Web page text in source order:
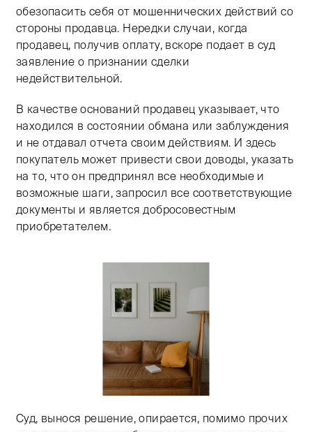
обезопасить себя от мошеннических действий со
стороны продавца. Нередки случаи, когда
продавец, получив оплату, вскоре подает в суд
заявление о признании сделки
недействительной.
В качестве оснований продавец указывает, что
находился в состоянии обмана или заблуждения
и не отдавал отчета своим действиям. И здесь
покупатель может привести свои доводы, указать
на то, что он предпринял все необходимые и
возможные шаги, запросил все соответствующие
документы и является добросовестным
приобретателем.
Суд, вынося решение, опирается, помимо прочих